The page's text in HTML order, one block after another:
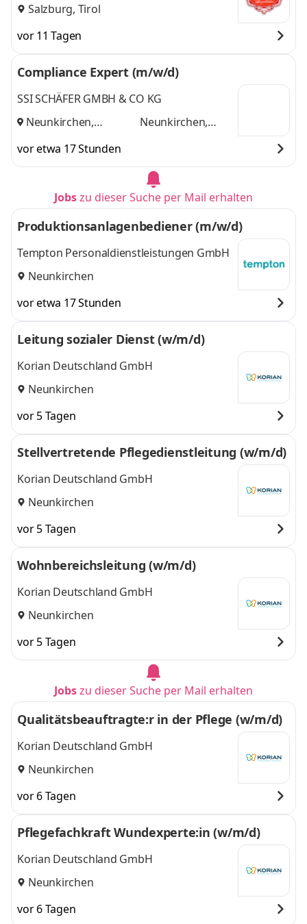
Salzburg, Tirol
vor 11 Tagen
Compliance Expert (m/w/d)
SSI SCHÄFER GMBH & CO KG
Neunkirchen,
Neunkirchen,
vor etwa 17 Stunden
Jobszu dieser Suche per Mail erhalten
Produktionsanlagenbediener (m/w/d)
Tempton Personaldienstleistungen GmbH
Neunkirchen
vor etwa 17 Stunden
Leitung sozialer Dienst (w/m/d)
Korian Deutschland GmbH
Neunkirchen
vor 5 Tagen
Stellvertretende Pflegedienstleitung (w/m/d)
Korian Deutschland GmbH
Neunkirchen
vor 5 Tagen
Wohnbereichsleitung (w/m/d)
Korian Deutschland GmbH
Neunkirchen
vor 5 Tagen
Jobszu dieser Suche per Mail erhalten
Qualitätsbeauftragte:r in der Pflege (w/m/d)
Korian Deutschland GmbH
Neunkirchen
vor 6 Tagen
Pflegefachkraft Wundexperte:in (w/m/d)
Korian Deutschland GmbH
Neunkirchen
vor 6 Tagen